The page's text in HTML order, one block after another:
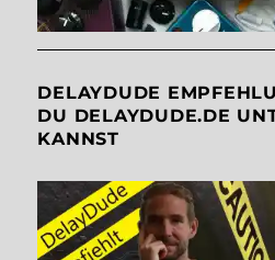
DELAYDUDE
DU DELAYDUDE.DE
KANNST